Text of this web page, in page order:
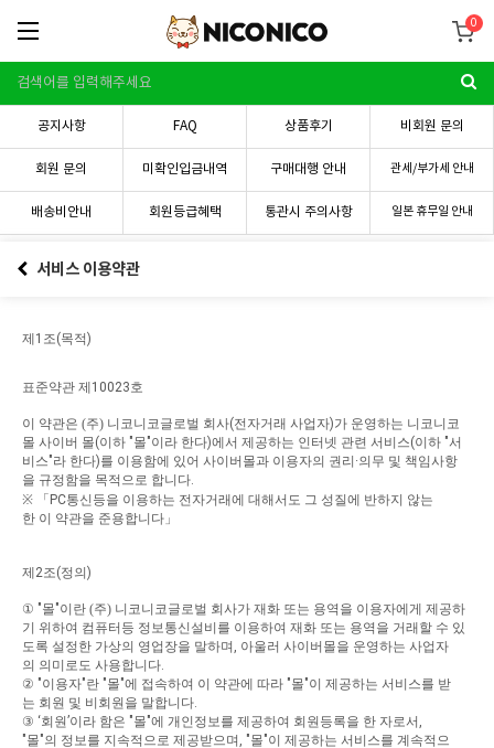
0
공지사항 FAQ 상품후기 비회원 문의
회원 문의 미확인입금내역 구매대행 안내 관세/부가세 안내
배송비안내 회원등급혜택 통관시 주의사항 일본 휴무일 안내
서비스 이용약관
제 1 조(목적)
표준약관 제10023호
이 약관은 (주) 니코니코글로벌 회사(전자거래 사업자)가 운영하는 니코니코
몰 사이버 몰(이하 "몰"이라 한다)에서 제공하는 인터넷 관련 서비스(이하 "서
비스"라 한다)를 이용함에 있어 사이버몰과 이용자의 권리 ·의무 및 책임사항
을 규정함을 목적으로 합니다
※
「PC통신등을 이용하는 전자거래에 대해서도 그 성질에 반하지 않는
한 이 약관을 준용합니다」
제2조(정의)
① "몰"이란 (주) 니코니코글로벌 회사가 재화 또는 용역을 이용자에게 제공하
기 위하여 컴퓨터등 정보통신설비를 이용하여 재화 또는 용역을 거래할 수 있
도록 설정한 가상의 영업장을 말하며 아울러 사이버몰을 운영하는 사업자
의 의미로도 사용합니다
② "이용자"란 "몰"에 접속하여 이 약관에 따라 "몰"이 제공하는 서비스를 받
는 회원 및 비회원을 말합니다
③ ‘회원’이라 함은 "몰"에 개인정보를 제공하여 회원등록을 한 자로서
"몰"의 정보를 지속적으로 제공받으며 , "몰"이 제공하는 서비스를 계속적으